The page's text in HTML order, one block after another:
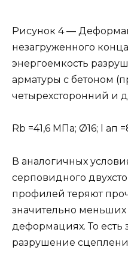
Рисунок 4 —
незагруженного
энергоемкость
арматуры с бетоном
четырехсторонний и
Rb =41,6 МПа; Ø16; l ап
В аналогичных
серповидного
профилей теряют
значительно меньших
деформациях. То есть
разрушение